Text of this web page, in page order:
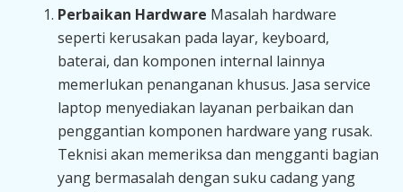
Perbaikan Hardware Masalah hardware
seperti kerusakan pada layar, keyboard,
baterai, dan komponen internal lainnya
memerlukan penanganan khusus. Jasa service
laptop menyediakan layanan perbaikan dan
penggantian komponen hardware yang rusak.
Teknisi akan memeriksa dan mengganti bagian
yang bermasalah dengan suku cadang yang